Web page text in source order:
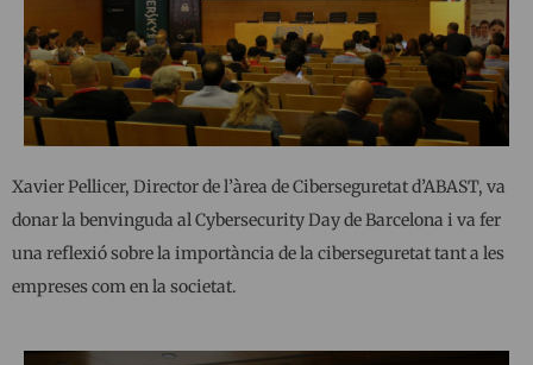
Xavier Pellicer, Director de l’àrea de Ciberseguretat d’ABAST, va
donar la benvinguda al Cybersecurity Day de Barcelona i va fer
una reflexió sobre la importància de la ciberseguretat tant a les
empreses com en la societat.